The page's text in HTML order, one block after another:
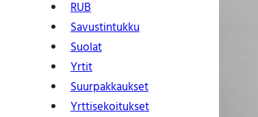
RUB
Savustintukku
Suolat
Yrtit
Suur­pakkaukset
Yrtti­sekoitukset